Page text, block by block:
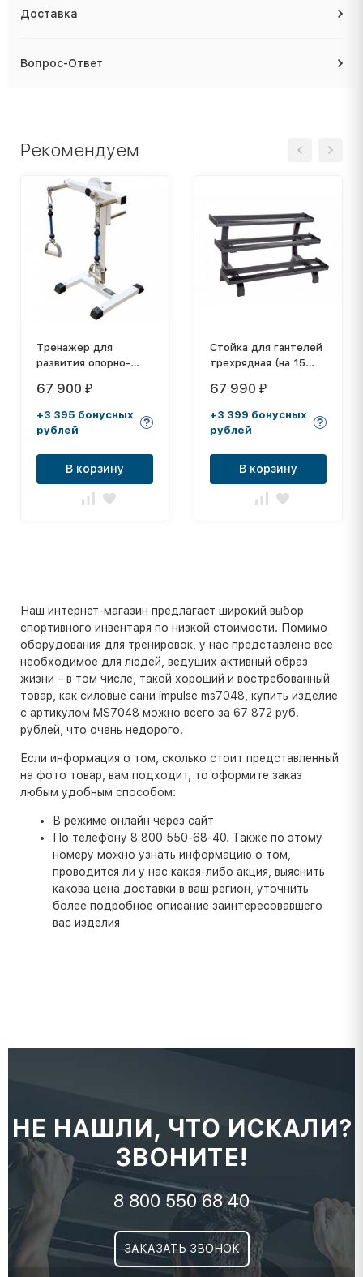
Доставка
Вопрос-Ответ
Рекомендуем
Тренажер для
развития опорно-
системы (свободные
веса)
67 900 ₽
+3 395 бонусных
рублей
В корзину
Стойка для гантелей
трехрядная (на 15
67 990 ₽
+3 399 бонусных
рублей
В корзину
Наш интернет-магазин предлагает широкий выбор
спортивного инвентаря по низкой стоимости. Помимо
оборудования для тренировок, у нас представлено все
необходимое для людей, ведущих активный образ
жизни – в том числе, такой хороший и востребованный
товар, как силовые сани impulse ms7048, купить изделие
с артикулом MS7048 можно всего за 67 872 руб.
рублей, что очень недорого.
Если информация о том, сколько стоит представленный
на фото товар, вам подходит, то оформите заказ
любым удобным способом:
В режиме онлайн через сайт
По телефону 8 800 550-68-40. Также по этому
номеру можно узнать информацию о том,
проводится ли у нас какая-либо акция, выяснить
какова цена доставки в ваш регион, уточнить
более подробное описание заинтересовавшего
вас изделия
НЕ НАШЛИ, ЧТО ИСКАЛИ?
ЗВОНИТЕ!
8 800 550 68 40
ЗАКАЗАТЬ ЗВОНОК